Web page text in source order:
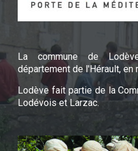
La commune de
département de l'Hérault, en
Lodève fait partie de la
Lodévois et Larzac.